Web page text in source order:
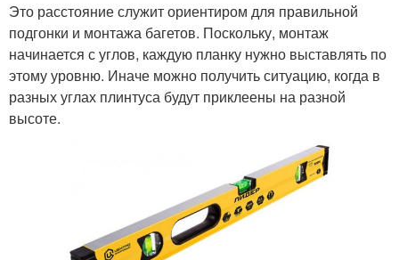
Это расстояние служит ориентиром для правильной
подгонки и монтажа багетов. Поскольку, монтаж
начинается с углов, каждую планку нужно выставлять по
этому уровню. Иначе можно получить ситуацию, когда в
разных углах плинтуса будут приклеены на разной
высоте.